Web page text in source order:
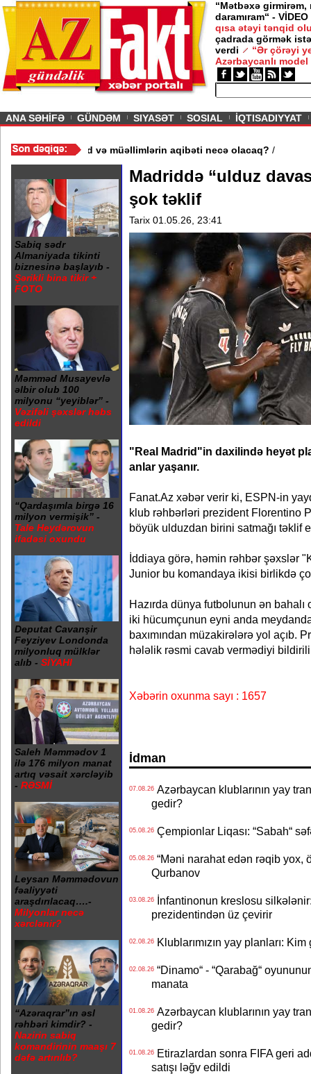
“Mətbəxə girmirəm,
daramıram“ - VİDEO
qısa ətəyi tənqid
çadrada görmək
verdi
“Ər çörəyi
Azərbaycanlı model
ANA SƏHİFƏ GÜNDƏM SIYASƏT SOSIAL İQTISADIYYAT
məktəb bağlandı - Şagird və müəllimlərin aqibəti necə olacaq?
Sabiq sədr
Almaniyada tikinti
biznesinə başlayıb -
Şərikli bina tikir +
FOTO
Məmməd Musayevlə
əlbir olub 100
milyonu “yeyiblər” -
Vəzifəli şəxslər həbs
edildi
“Qardaşımla birgə 16
milyon vermişik” -
Tale Heydərovun
ifadəsi oxundu
Deputat Cavanşir
Feyziyev Londonda
milyonluq mülklər
alıb - SİYAHI
Saleh Məmmədov 1
ilə 176 milyon manat
artıq vəsait xərcləyib
- RƏSMİ
Leysan Məmmədovun
fəaliyyəti
araşdırılacaq….-
Milyonlar necə
xərclənir?
“Azəraqrar”ın əsl
rəhbəri kimdir? -
Nazirin sabiq
komandirinin maaşı 7
dəfə artırılıb?
Madriddə “ulduz
şok təklif
Tarix 01.05.26, 23:41
"Real Madrid"in daxilində heyət
anlar yaşanır.
Fanat.Az xəbər verir ki, ESPN-in
klub rəhbərləri prezident Florentino
böyük ulduzdan birini satmağı təklif
İddiaya görə, həmin rəhbər şəxslər
Junior bu komandaya ikisi birlikdə
Hazırda dünya futbolunun ən
iki hücumçunun eyni anda
baxımından müzakirələrə yol açıb.
hələlik rəsmi cavab vermədiyi
Xəbərin oxunma sayı : 1657
İdman
07.08.26Azərbaycan klublarının yay
gedir?
05.08.26Çempionlar Liqası: “Sabah“
05.08.26“Məni narahat edən rəqib yox,
Qurbanov
03.08.26İnfantinonun kreslosu
prezidentindən üz çevirir
02.08.26Klublarımızın yay planları:
02.08.26“Dinamo“ - “Qarabağ“
manata
01.08.26Azərbaycan klublarının yay
gedir?
01.08.26Etirazlardan sonra FIFA geri
satışı ləğv edildi